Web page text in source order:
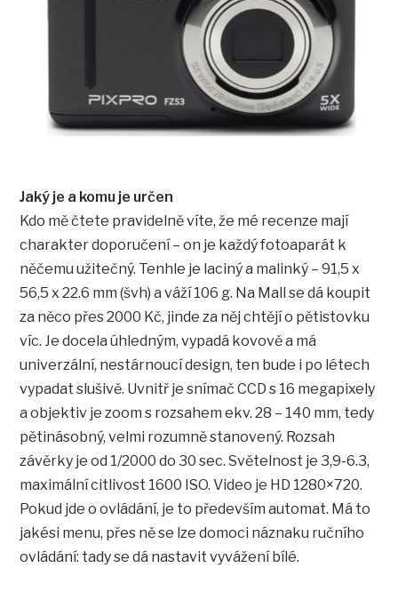
Jaký je a komu je určen
Kdo mě čtete pravidelně víte, že mé recenze mají
charakter doporučení – on je každý fotoaparát k
něčemu užitečný. Tenhle je laciný a malinký – 91,5 x
56,5 x 22.6 mm (švh) a váží 106 g. Na Mall se dá koupit
za něco přes 2000 Kč, jinde za něj chtějí o pětistovku
víc. Je docela úhledným, vypadá kovově a má
univerzální, nestárnoucí design, ten bude i po létech
vypadat slušivě. Uvnitř je snímač CCD s 16 megapixely
a objektiv je zoom s rozsahem ekv. 28 – 140 mm, tedy
pětinásobný, velmi rozumně stanovený. Rozsah
závěrky je od 1/2000 do 30 sec. Světelnost je 3,9-6.3,
maximální citlivost 1600 ISO. Video je HD 1280×720.
Pokud jde o ovládání, je to především automat. Má to
jakési menu, přes ně se lze domoci náznaku ručního
ovládání: tady se dá nastavit vyvážení bílé.